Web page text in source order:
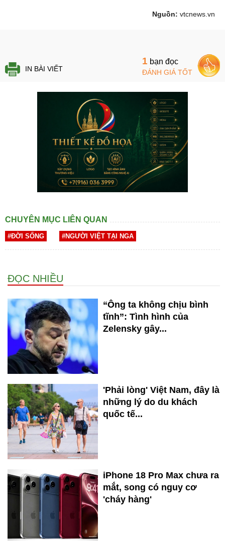
Nguồn: vtcnews.vn
IN BÀI VIẾT
1 bạn đọc
ĐÁNH GIÁ TỐT
CHUYÊN MỤC LIÊN QUAN
#ĐỜI SỐNG #NGƯỜI VIỆT TẠI NGA
ĐỌC NHIỀU
“Ông ta không chịu bình
tĩnh”: Tình hình của
Zelensky gây...
'Phải lòng' Việt Nam, đây là
những lý do du khách
quốc tế...
iPhone 18 Pro Max chưa ra
mắt, song có nguy cơ
'cháy hàng'